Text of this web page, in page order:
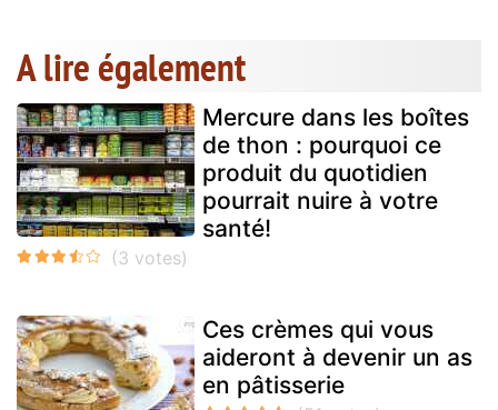
A lire également
Mercure dans les boîtes
de thon : pourquoi ce
produit du quotidien
pourrait nuire à votre
santé!
Ces crèmes qui vous
aideront à devenir un as
en pâtisserie